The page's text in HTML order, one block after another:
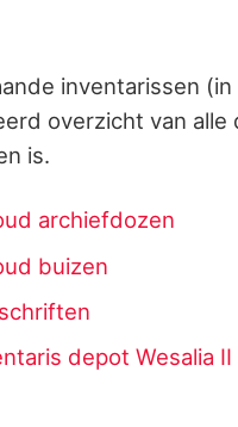
inventarissen
overzicht van alle
is.
archiefdozen
buizen
depot Wesalia